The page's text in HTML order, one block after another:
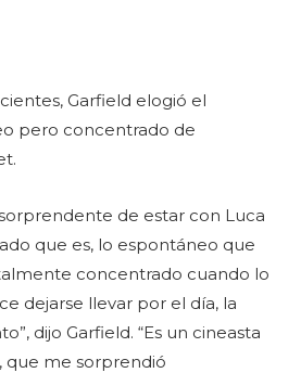
Garfield elogió el
pero concentrado de
de estar con Luca
que es, lo espontáneo que
concentrado cuando lo
dejarse llevar por el día, la
dijo Garfield. “Es un cineasta
que me sorprendió